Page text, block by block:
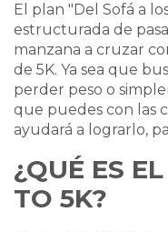
El plan "Del Sofá a
estructurada de
manzana a cruzar
de 5K. Ya sea que
perder peso o
que puedes con las
ayudará a lograrlo,
¿QUÉ ES
TO 5K?